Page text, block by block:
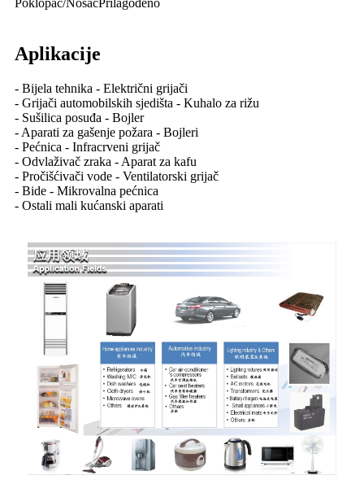
Poklopac/NosačPrilagođeno
Aplikacije
- Bijela tehnika - Električni grijači
- Grijači automobilskih sjedišta - Kuhalo za rižu
- Sušilica posuđa - Bojler
- Aparati za gašenje požara - Bojleri
- Pećnica - Infracrveni grijač
- Odvlaživač zraka - Aparat za kafu
- Pročišćivači vode - Ventilatorski grijač
- Bide - Mikrovalna pećnica
- Ostali mali kućanski aparati